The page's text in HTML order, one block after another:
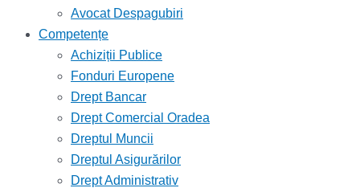
Avocat Despagubiri
Competențe
Achiziții Publice
Fonduri Europene
Drept Bancar
Drept Comercial Oradea
Dreptul Muncii
Dreptul Asigurărilor
Drept Administrativ